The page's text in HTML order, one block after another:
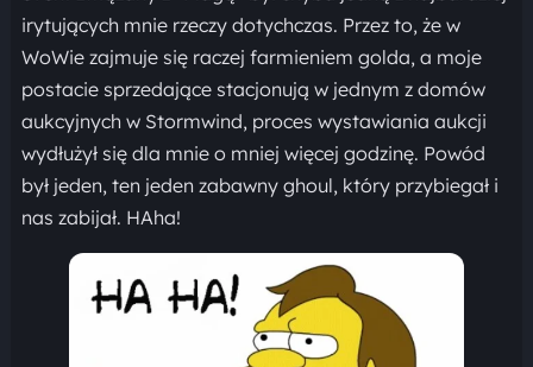
irytujących mnie rzeczy dotychczas. Przez to, że w
WoWie zajmuje się raczej farmieniem golda, a moje
postacie sprzedające stacjonują w jednym z domów
aukcyjnych w Stormwind, proces wystawiania aukcji
wydłużył się dla mnie o mniej więcej godzinę. Powód
był jeden, ten jeden zabawny ghoul, który przybiegał i
nas zabijał. HAha!